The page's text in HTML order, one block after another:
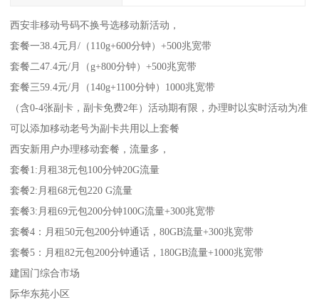
西安非移动号码不换号选移动新活动，
套餐一38.4元月/（110g+600分钟）+500兆宽带
套餐二47.4元/月（g+800分钟）+500兆宽带
套餐三59.4元/月（140g+1100分钟）1000兆宽带
（含0-4张副卡，副卡免费2年）活动期有限，办理时以实时活动为准
可以添加移动老号为副卡共用以上套餐
西安新用户办理移动套餐，流量多，
套餐1:月租38元包100分钟20G流量
套餐2:月租68元包220 G流量
套餐3:月租69元包200分钟100G流量+300兆宽带
套餐4：月租50元包200分钟通话，80GB流量+300兆宽带
套餐5：月租82元包200分钟通话，180GB流量+1000兆宽带
建国门综合市场
际华东苑小区